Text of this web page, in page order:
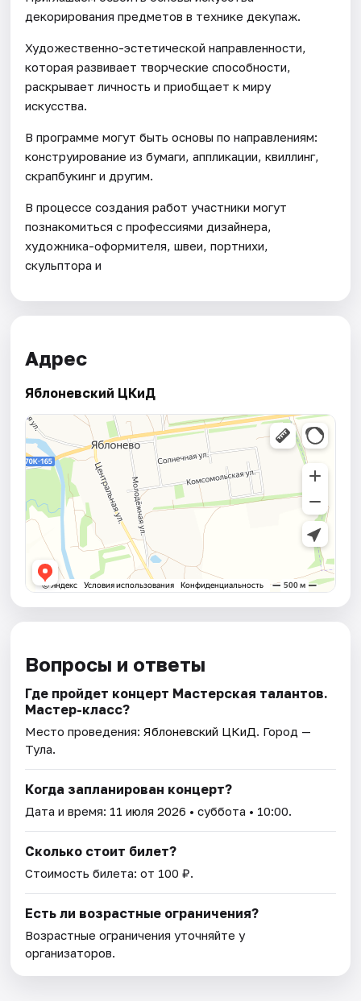
декорирования предметов в технике декупаж.
Художественно-эстетической направленности,
которая развивает творческие способности,
раскрывает личность и приобщает к миру
искусства.
В программе могут быть основы по направлениям:
конструирование из бумаги, аппликации, квиллинг,
скрапбукинг и другим.
В процессе создания работ участники могут
познакомиться с профессиями дизайнера,
художника-оформителя, швеи, портнихи,
скульптора и
Адрес
Яблоневский ЦКиД
Вопросы и ответы
Где пройдет концерт Мастерская талантов.
Мастер-класс?
Место проведения:Яблоневский ЦКиД. Город —
Тула.
Когда запланирован концерт?
Дата и время: 11 июля 2026 • суббота • 10:00.
Сколько стоит билет?
Стоимость билета: от 100 ₽.
Есть ли возрастные ограничения?
Возрастные ограничения уточняйте у
организаторов.